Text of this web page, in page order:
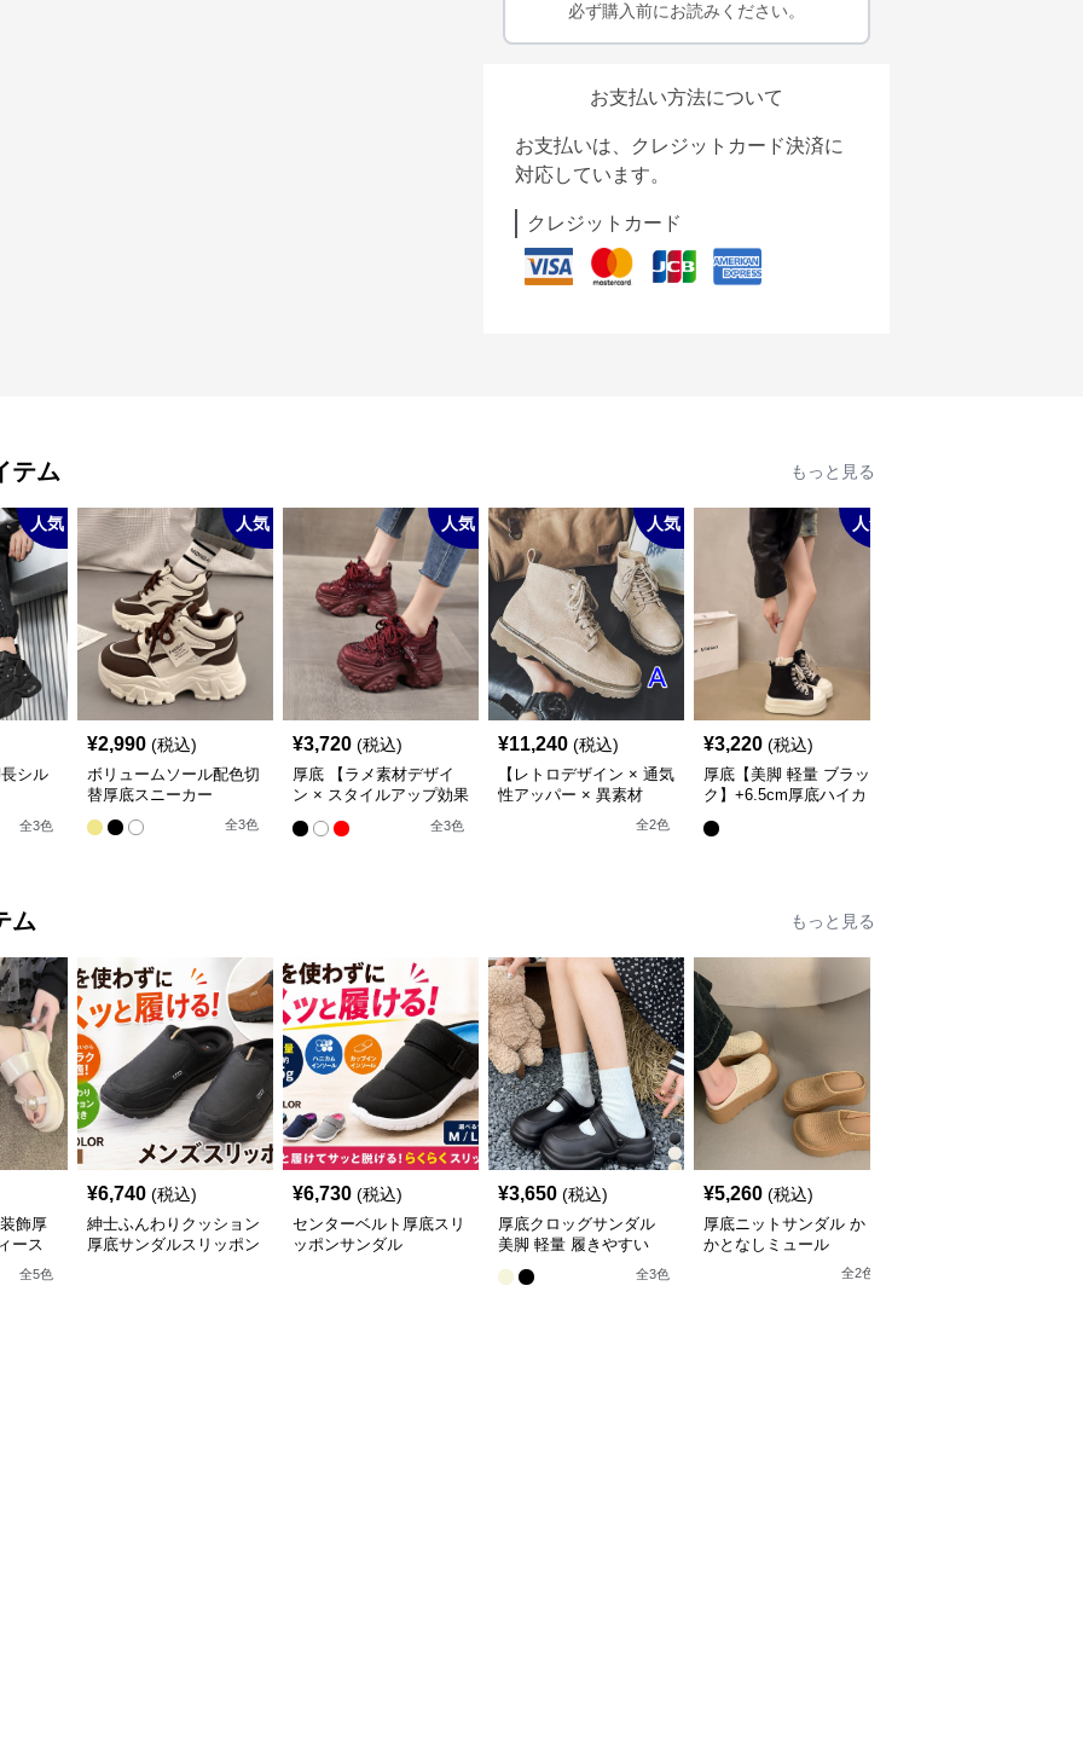
必ず購入前にお読みください。
お支払い方法について
お支払いは、クレジットカード決済に
対応しています。
クレジットカード
テム もっと見る
人気
シル
厚
ル立
全3色
人気
¥2,990 (税込)
ボリュームソール配色切
替厚底スニーカー
全3色
人気
¥3,720 (税込)
厚底 【ラメ素材デザイ
ン × スタイルアップ効果
× カジュアル系】厚底デ
ザインスニーカー
全3色
人気
¥11,240 (税込)
【レトロデザイン × 通気
性アッパー × 異素材
MIX】+5.5cm厚底 メン
ズハイカットブーツ
全2色
人気
¥3,220 (税込)
厚底【美脚 軽量 ブラッ
ク】+6.5cm厚底ハイカ
ム もっと見る
飾厚
ース
全5色
¥6,740 (税込)
紳士ふんわりクッション
厚底サンダルスリッポン
¥6,730 (税込)
センターベルト厚底スリ
ッポンサンダル
¥3,650 (税込)
厚底クロッグサンダル
美脚 軽量 履きやすい
全3色
¥5,260 (税込)
厚底ニットサンダル か
かとなしミュール
全2色